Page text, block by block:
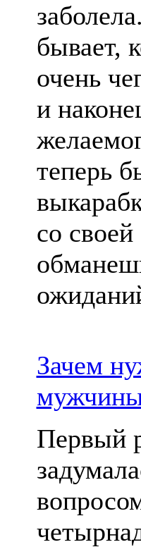
бывает,
очень
и
теперь
со
Зачем
Первый